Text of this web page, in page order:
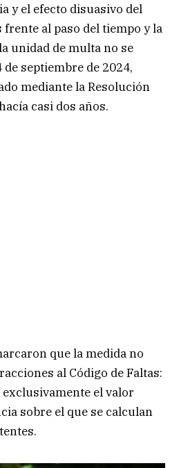
y el efecto disuasivo del
frente al paso del tiempo y la
unidad de multa no se
septiembre de 2024,
mediante la Resolución
casi dos años.
que la medida no
al Código de Faltas:
el valor
sobre el que se calculan